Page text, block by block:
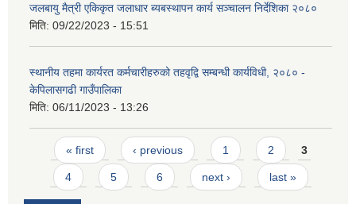
जलबायु मैत्री एकिकृत जलाधार ब्यबस्थापन कार्य सञ्चालन निर्देशिका २०८०
मिति: 09/22/2023 - 15:51
स्थानीय तहमा कार्यरत कर्मचारीहरुको तहवृद्वि सम्बन्धी कार्यविधी, २०८० -
केपिलासगढी गाउँपालिका
मिति: 06/11/2023 - 13:26
Pages
« first ‹ previous 1 2 3
4 5 6 next › last »